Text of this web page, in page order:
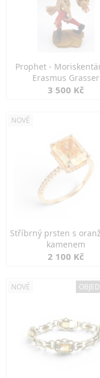
Prophet -
Erasmus Grasser
3 500 Kč
NOVÉ
Stříbrný prsten s
kamenem
2 100 Kč
NOVÉ